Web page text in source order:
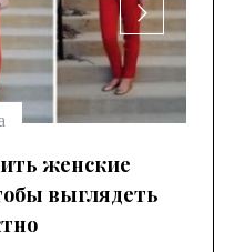
женские
выглядеть